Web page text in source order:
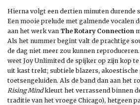
Hierna volgt een dertien minuten durende
Een mooie prelude met galmende vocalen
aan het werk van The Rotary Connection
Als het nummer begint valt de prachtige
de dag niet meer zou kunnen
weet Joy Unlimited de spijker op zijn kop
uit kast trekt; subtiele blazers,
toetsengeluiden. Als de band dan aan het
Rising Mindkleurt het verrassend binnen
traditie van het vroege Chicago), hetgeen